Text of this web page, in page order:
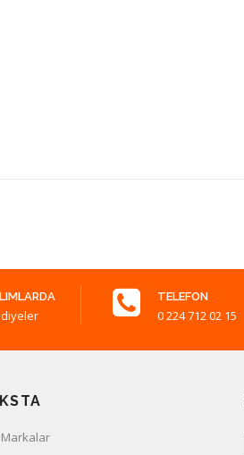
TELEFON
0 224 712 02 15
Markalar